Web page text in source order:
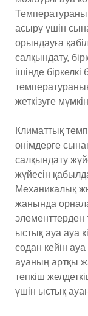
асыру үшін
орындауға
салқындату,
ішінде
температураның
жеткізуге
Климаттық
өнімдерге
салқындату
жүйесін
Механикалық
жанында
ыстық ауа ауа
содан кейін
ауаның артқы
тепкіш
үшін ыстық